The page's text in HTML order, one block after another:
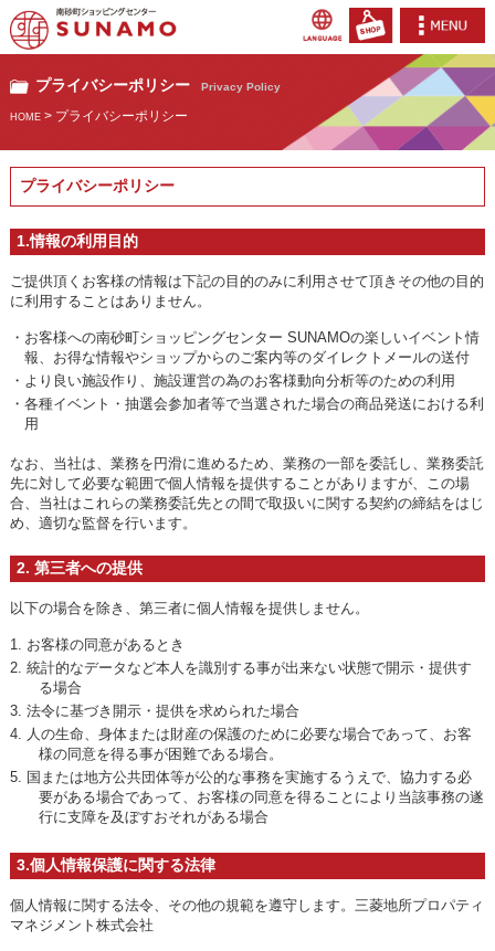
プライバシーポリシー Privacy Policy
HOME> プライバシーポリシー
プライバシーポリシー
1.情報の利用目的
ご提供頂くお客様の情報は下記の目的のみに利用させて頂きその他の目的
に利用することはありません。
・お客様への南砂町ショッピングセンター SUNAMOの楽しいイベント情
報、お得な情報やショップからのご案内等のダイレクトメールの送付
・より良い施設作り、施設運営の為のお客様動向分析等のための利用
・各種イベント・抽選会参加者等で当選された場合の商品発送における利
用
なお、当社は、業務を円滑に進めるため、業務の一部を委託し、業務委託
先に対して必要な範囲で個人情報を提供することがありますが、この場
合、当社はこれらの業務委託先との間で取扱いに関する契約の締結をはじ
め、適切な監督を行います。
2. 第三者への提供
以下の場合を除き、第三者に個人情報を提供しません。
1. お客様の同意があるとき
2. 統計的なデータなど本人を識別する事が出来ない状態で開示・提供す
る場合
3. 法令に基づき開示・提供を求められた場合
4. 人の生命、身体または財産の保護のために必要な場合であって、お客
様の同意を得る事が困難である場合。
5. 国または地方公共団体等が公的な事務を実施するうえで、協力する必
要がある場合であって、お客様の同意を得ることにより当該事務の遂
行に支障を及ぼすおそれがある場合
3.個人情報保護に関する法律
個人情報に関する法令、その他の規範を遵守します。三菱地所プロパティ
マネジメント株式会社